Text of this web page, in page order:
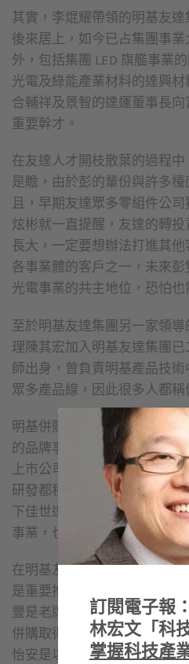
其實，李焜耀帶領的明基友
後來居上，如今已占集團事
外，包括集團 LED 旗艦事業
光電及綠能產業材料的達興
合輔祥及景智的達運董事長
重要幹才。
在友達人才開枝散葉的過程
是瞻，由於彭的輩份與許多
且，早期友達眾多零組件公
炫彬就一直提醒，友達的轉
長大，一定要想辦法打進其
各事業體的客戶之一，未來
光電事業的共主地位，恐怕也
至於明基友達集團另一家領
理陳其宏加入明基友達集團
師出身，曾負責明基產品技
眾多產品線，因此很多人都稱
明基併購西門子手機事業歷
的品牌事業與原來佳世達的
上市公司改為佳世達外，品
研發都移至佳世達，陳其宏
下佳世達總經理一職，而原
事業，也劃入佳世達旗下。
在明基友達集團下一步重要
是重要推手。目前陳其宏身
豐是老牌的手術台及手術燈
併購取得主導權，後來又成功
怡安是以生產醫院點滴用的
訂閱電子報：
林宏文「科
掌握科技產